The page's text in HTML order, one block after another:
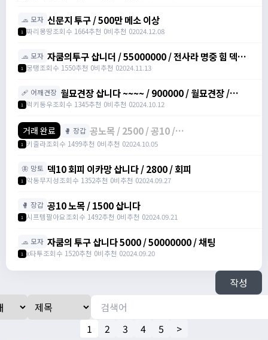
🧢 모자 신문지 투구 / 500만 메소 이상
1 짜리몽땅조회수 1664추천 0비추천 02024.12.08
🧢 모자 자쿰의투구 삽니더 / 55000000 / 전사라 명중 힘 덱스
가 정옵이였으면 좋겠습니다.
1 뭉탱조회수 1550추천 0비추천 02024.11.13
🩹 어깨견장 월묘견장 삽니다 ~~~~ / 900000 / 월묘견장 /
https://open.kakao.com/o/s84eEUef
1 럭키동우조회수 1345추천 0비추천 02024.10.12
거래 완료 🥊 장갑 공노목 / 2500 / 공10 /
https://open.kakao.com/o/sboXkMSg
1 키줄라조회수 1499추천 0비추천 02024.10.05
🦋 망토 덱10 회피 이카망 삽니다 / 2800 / 회피
1 악동무지성조회수 1352추천 0비추천 02024.09.27
🥊 장갑 공10 노목 / 1500 삽니다
1 시프템팔아요조회수 1492추천 0비추천 02024.09.21
🧢 모자 자쿰의 투구 삽니다 5000 / 50000000 / 채팅
1 x타투조회수 1520추천 0비추천 02024.09.20
작성
1 2 3 4 5 >